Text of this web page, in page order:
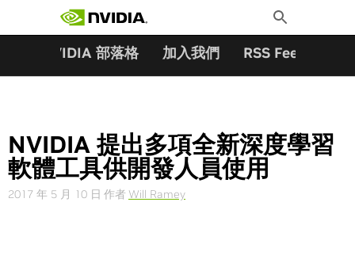
Toggle
Search
NVIDIA 部落格 加入我們 RSS Feeds
NVIDIA 提出多項全新深度學習
軟體工具供開發人員使用
2017 年 5 月 10 日 作者 Will Ramey